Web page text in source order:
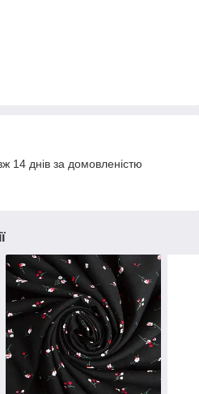
14 днів за домовленістю